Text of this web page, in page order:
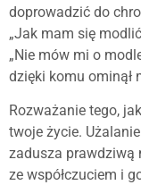
doprowadzić do
„Jak mam się
„Nie mów mi o
dzięki komu ominął
Rozważanie tego,
twoje życie.
zadusza prawdziwą
ze współczuciem i